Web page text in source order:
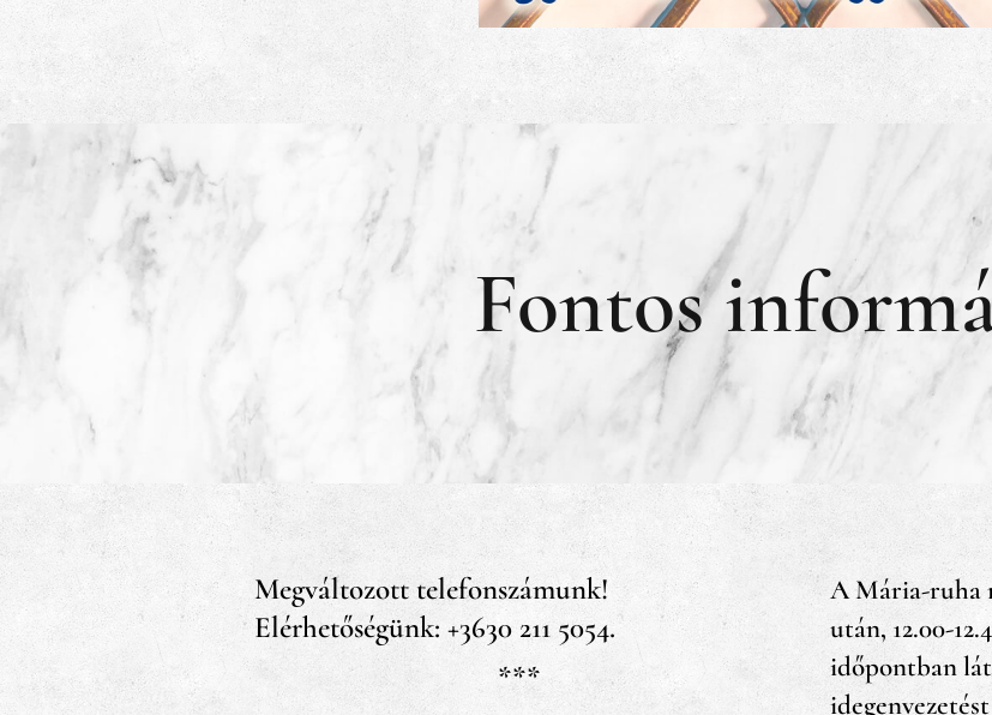
Fontos
Megváltozott telefonszámunk!
Elérhetőségünk: +3630 211 5054.
***
A Mária-ruha
után, 12.00-
időpontban